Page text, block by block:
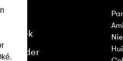
Home
Ontdek
Kalender